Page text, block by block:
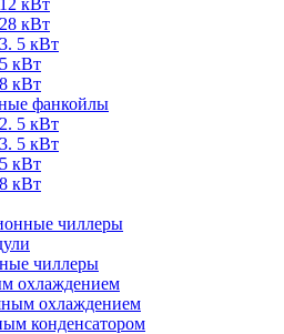
кВт
кВт
5 кВт
кВт
кВт
фанкойлы
5 кВт
5 кВт
кВт
кВт
чиллеры
чиллеры
охлаждением
охлаждением
конденсатором